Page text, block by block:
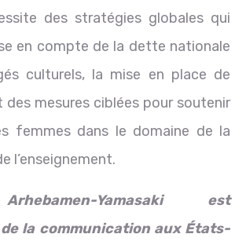
des stratégies globales qui
en compte de la dette nationale
culturels, la mise en place de
des mesures ciblées pour soutenir
femmes dans le domaine de la
l’enseignement.
Yamasaki est
la communication aux États-